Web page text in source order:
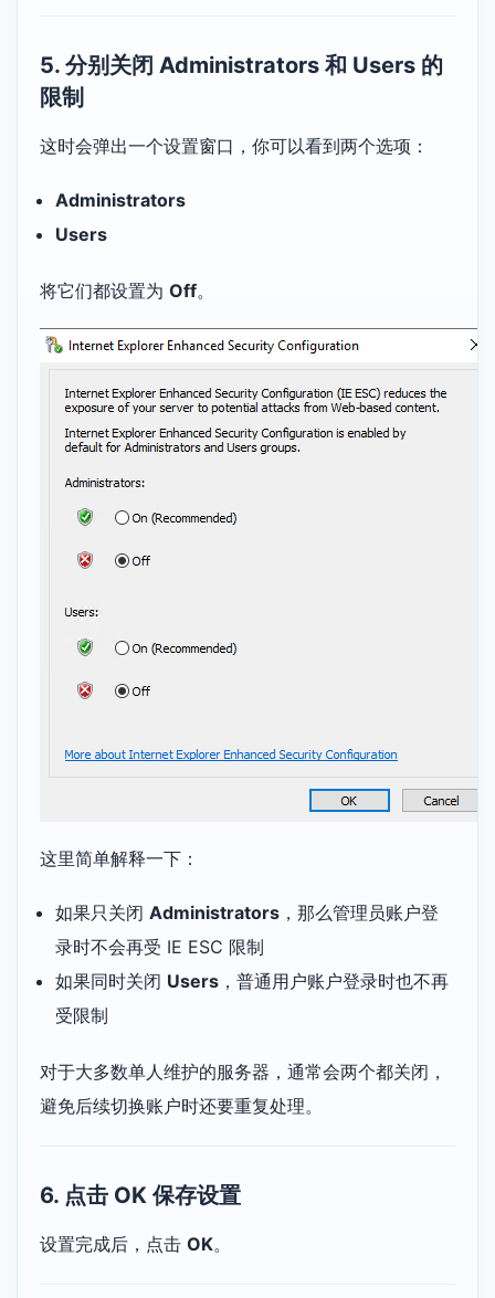
5. 分别关闭 Administrators 和 Users 的
限制
这时会弹出一个设置窗口，你可以看到两个选项：
Administrators
Users
将它们都设置为 Off。
这里简单解释一下：
如果只关闭 Administrators ，那么管理员账户登
录时不会再受 IE ESC 限制
如果同时关闭 Users ，普通用户账户登录时也不再
受限制
对于大多数单人维护的服务器，通常会两个都关闭，
避免后续切换账户时还要重复处理。
6. 点击 OK 保存设置
设置完成后，点击 OK。